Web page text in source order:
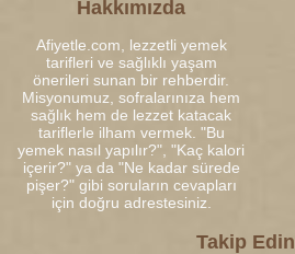
Hakkımızda
Afiyetle.com, lezzetli yemek
tarifleri ve sağlıklı yaşam
önerileri sunan bir rehberdir.
Misyonumuz, sofralarınıza hem
sağlık hem de lezzet katacak
tariflerle ilham vermek. "Bu
yemek nasıl yapılır?", "Kaç kalori
içerir?" ya da "Ne kadar sürede
pişer?" gibi soruların cevapları
için doğru adrestesiniz.
Takip Edin